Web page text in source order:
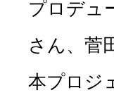
プロデュ
さん、菅
本プロジ